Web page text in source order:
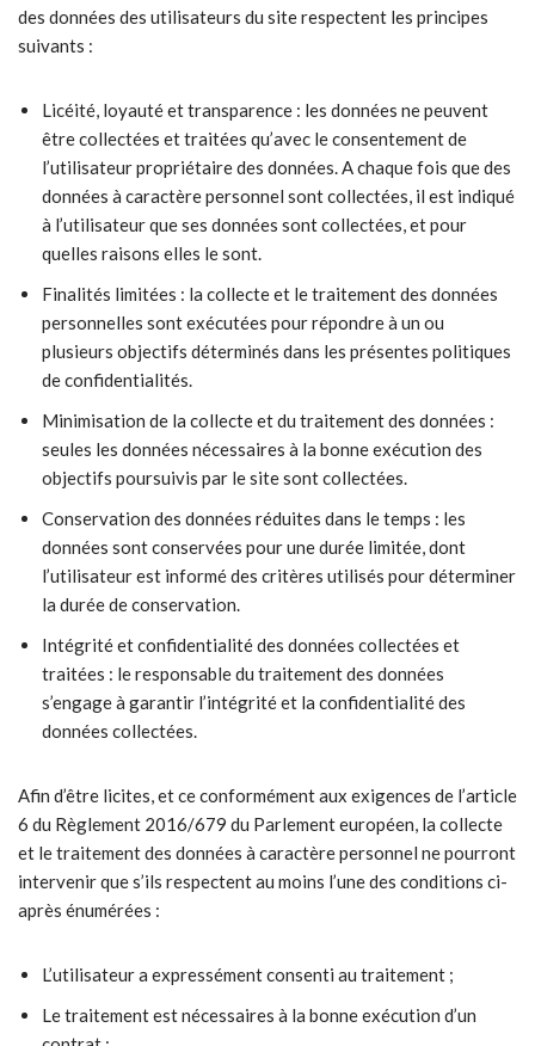
des données des utilisateurs du site respectent les principes
suivants :
Licéité, loyauté et transparence : les données ne peuvent
être collectées et traitées qu’avec le consentement de
l’utilisateur propriétaire des données. A chaque fois que des
données à caractère personnel sont collectées, il est indiqué
à l’utilisateur que ses données sont collectées, et pour
quelles raisons elles le sont.
Finalités limitées : la collecte et le traitement des données
personnelles sont exécutées pour répondre à un ou
plusieurs objectifs déterminés dans les présentes politiques
de confidentialités.
Minimisation de la collecte et du traitement des données :
seules les données nécessaires à la bonne exécution des
objectifs poursuivis par le site sont collectées.
Conservation des données réduites dans le temps : les
données sont conservées pour une durée limitée, dont
l’utilisateur est informé des critères utilisés pour déterminer
la durée de conservation.
Intégrité et confidentialité des données collectées et
traitées : le responsable du traitement des données
s’engage à garantir l’intégrité et la confidentialité des
données collectées.
Afin d’être licites, et ce conformément aux exigences de l’article
6 du Règlement 2016/679 du Parlement européen, la collecte
et le traitement des données à caractère personnel ne pourront
intervenir que s’ils respectent au moins l’une des conditions ci-
après énumérées :
L’utilisateur a expressément consenti au traitement ;
Le traitement est nécessaires à la bonne exécution d’un